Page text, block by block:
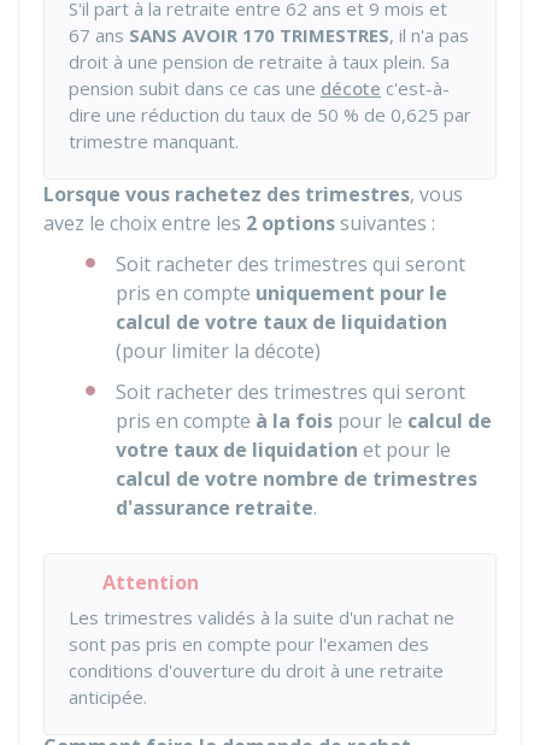
S'il part à la retraite entre 62 ans et 9 mois et
67 ans SANS AVOIR 170 TRIMESTRES, il n'a pas
droit à une pension de retraite à taux plein. Sa
pension subit dans ce cas une décote c'est-à-
dire une réduction du taux de 50 % de 0,625 par
trimestre manquant.
Lorsque vous rachetez des trimestres, vous
avez le choix entre les 2 optionssuivantes :
Soit racheter des trimestres qui seront
pris en compte uniquement pour le
calcul de votre taux de liquidation
(pour limiter la décote)
Soit racheter des trimestres qui seront
pris en compte à la fois pour le calcul de
votre taux de liquidation et pour le
calcul de votre nombre de trimestres
d'assurance retraite.
Attention
Les trimestres validés à la suite d'un rachat ne
sont pas pris en compte pour l'examen des
conditions d'ouverture du droit à une retraite
anticipée.